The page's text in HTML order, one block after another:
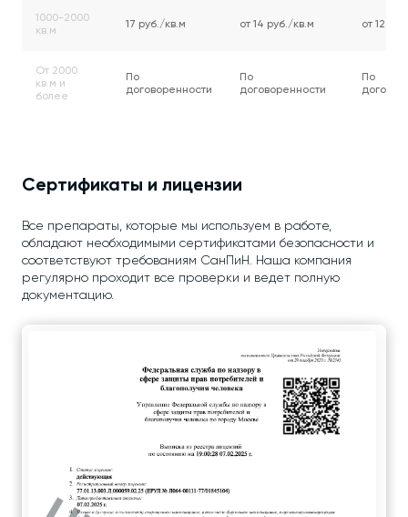
1000-2000
кв.м
17 руб./кв.м от 14 руб./кв.м от 12
От 2000
кв.м и
более
По
договоренности
По
договоренности
По
Сертификаты и лицензии
Все препараты, которые мы используем в работе,
обладают необходимыми сертификатами безопасности и
соответствуют требованиям СанПиН. Наша компания
регулярно проходит все проверки и ведет полную
документацию.